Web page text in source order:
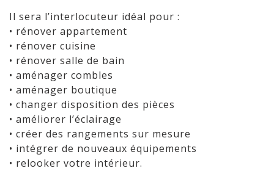
Il sera l’interlocuteur idéal pour :
• rénover appartement
• rénover cuisine
• rénover salle de bain
• aménager combles
• aménager boutique
• changer disposition des pièces
• améliorer l’éclairage
• créer des rangements sur mesure
• intégrer de nouveaux équipements
• relooker votre intérieur.